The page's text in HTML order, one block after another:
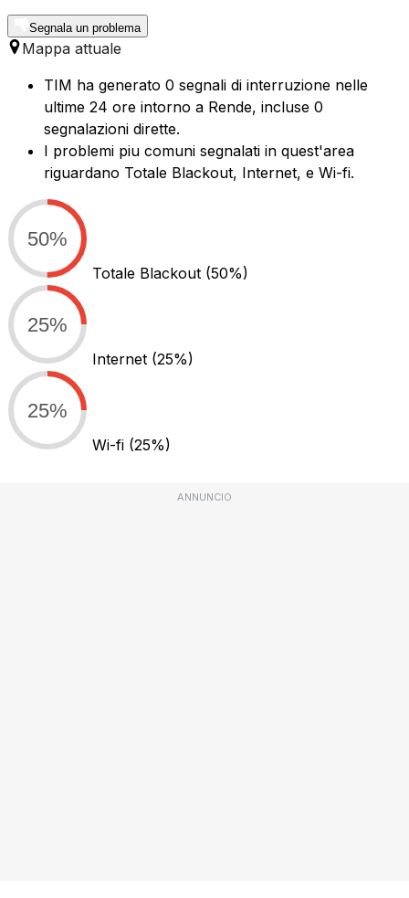
Segnala un problema
Mappa attuale
TIM ha generato 0 segnali di interruzione nelle
ultime 24 ore intorno a Rende, incluse 0
segnalazioni dirette.
I problemi piu comuni segnalati in quest'area
riguardano Totale Blackout, Internet, e Wi-fi.
50%
Totale Blackout (50%)
25%
Internet (25%)
25%
Wi-fi (25%)
ANNUNCIO